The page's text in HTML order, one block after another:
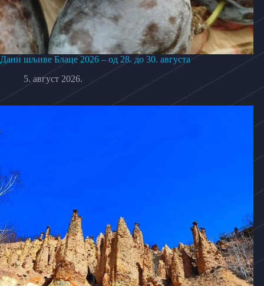
Дани шљиве Блаце 2026 – од 28. до 30. августа
5. август 2026.